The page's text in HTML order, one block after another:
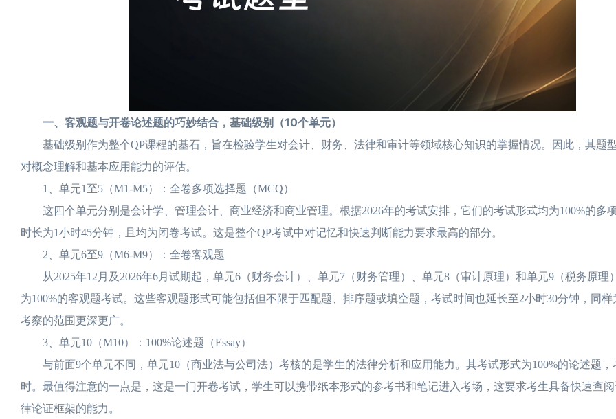
一、客观题与开卷论述题的巧妙结合，基础级别（10个单元）
基础级别作为整个QP课程的基石，旨在检验学生对会计、财务、法律和审计等领域核心知识的掌握情况。因此，其题
对概念理解和基本应用能力的评估。
1、单元1至5（M1-M5）：全卷多项选择题（MCQ）
这四个单元分别是会计学、管理会计、商业经济和商业管理。根据2026年的考试安排，它们的考试形式均为100%的多
时长为1小时45分钟，且均为闭卷考试。这是整个QP考试中对记忆和快速判断能力要求最高的部分。
2、单元6至9（M6-M9）：全卷客观题
从2025年12月及2026年6月试期起，单元6（财务会计）、单元7（财务管理）、单元8（审计原理）和单元9（税务原理
为100%的客观题考试。这些客观题形式可能包括但不限于匹配题、排序题或填空题，考试时间也延长至2小时30分钟，同样
考察的范围更深更广。
3、单元10（M10）：100%论述题（Essay）
与前面9个单元不同，单元10（商业法与公司法）考核的是学生的法律分析和应用能力。其考试形式为100%的论述题，
时。最值得注意的一点是，这是一门开卷考试，学生可以携带纸本形式的参考书和笔记进入考场，这要求考生具备快速查
律论证框架的能力。